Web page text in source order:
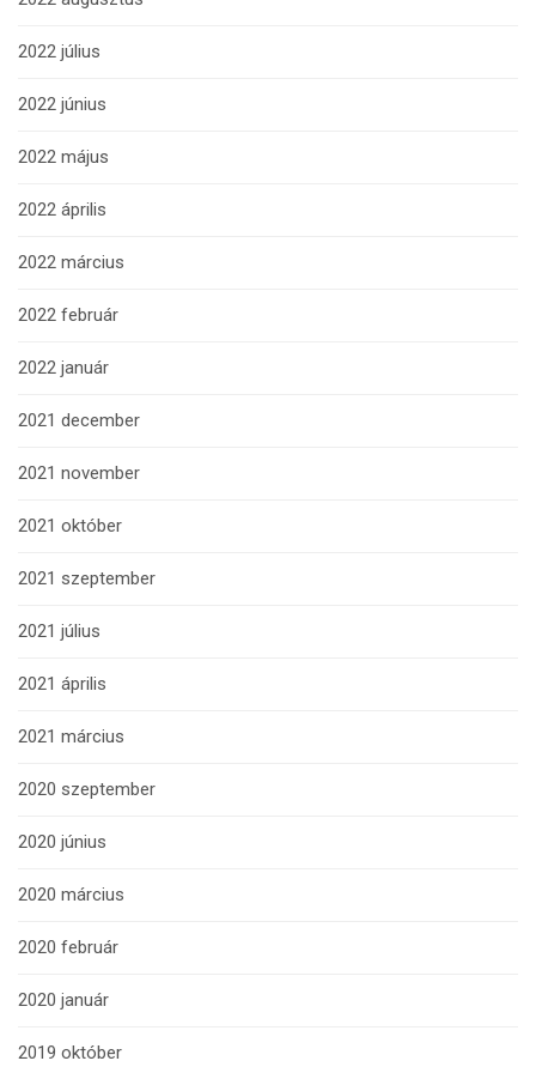
2022 július
2022 június
2022 május
2022 április
2022 március
2022 február
2022 január
2021 december
2021 november
2021 október
2021 szeptember
2021 július
2021 április
2021 március
2020 szeptember
2020 június
2020 március
2020 február
2020 január
2019 október